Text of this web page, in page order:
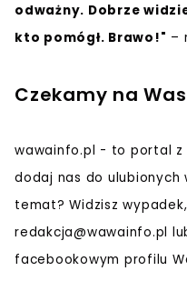
odważny. Dobrze
kto pomógł. Brawo!" –
Czekamy na
wawainfo.pl - to portal z
dodaj nas do ulubionych
temat? Widzisz
redakcja@wawainfo.pl
facebookowym profilu